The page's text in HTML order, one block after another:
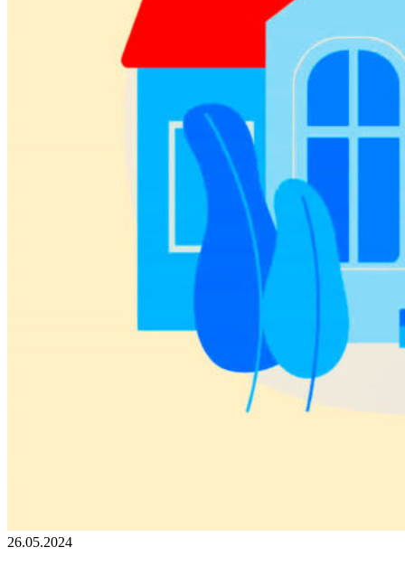
26.05.2024